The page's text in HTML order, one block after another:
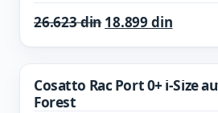
26.623din Original price
18.899 din
Cosatto Rac Port 0+ i-Size
Forest